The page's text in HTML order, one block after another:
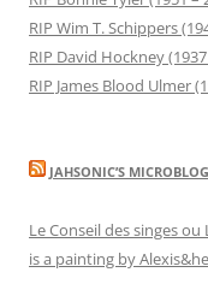
RIP Wim T. Schippers
RIP David Hockney
RIP James Blood Ulmer
JAHSONIC’S
Le Conseil des singes
is a painting by